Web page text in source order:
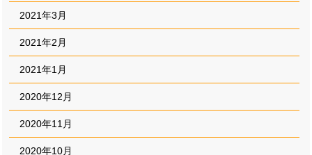
2021年3月
2021年2月
2021年1月
2020年12月
2020年11月
2020年10月